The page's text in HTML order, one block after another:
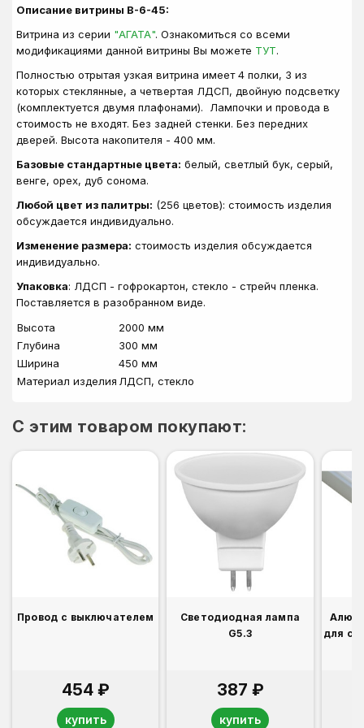
Описание витрины В-6-45:
Витрина из серии "АГАТА". Ознакомиться со всеми
модификациями данной витрины Вы можете ТУТ.
Полностью отрытая узкая витрина имеет 4 полки, 3 из
которых стеклянные, а четвертая ЛДСП, двойную подсветку
(комплектуется двумя плафонами). Лампочки и провода в
стоимость не входят. Без задней стенки. Без передних
дверей. Высота накопителя - 400 мм.
Базовые стандартные цвета: белый, светлый бук, серый,
венге, орех, дуб сонома.
Любой цвет из палитры: (256 цветов): стоимость изделия
обсуждается индивидуально.
Изменение размера: стоимость изделия обсуждается
индивидуально.
Упаковка: ЛДСП - гофрокартон, стекло - стрейч пленка.
Поставляется в разобранном виде.
Высота
2000 мм
Глубина
300 мм
Ширина
450 мм
Материал изделия ЛДСП, стекло
C этим товаром покупают:
Провод с выключателем
454 ₽
купить
Светодиодная лампа
G5.3
387 ₽
купить
для